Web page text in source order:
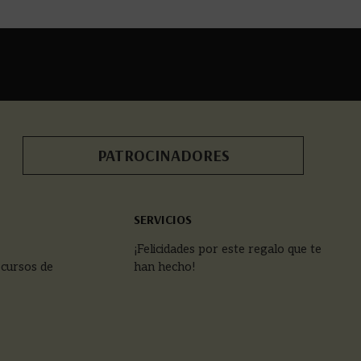
PATROCINADORES
de
SERVICIOS
¡Felicidades por este regalo que te
han hecho!